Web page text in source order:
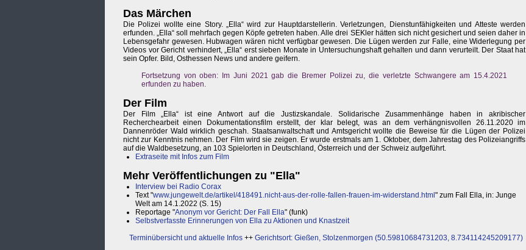
Das Märchen
Die Polizei wollte eine Story. „Ella“ wird zur Hauptdarstellerin. Verletzungen, Dienstunfähigkeiten und Atteste werden
erfunden. „Ella“ soll mehrfach gegen Köpfe getreten haben. Alle drei SEKler hätten sich nicht gesichert und seien daher in
Lebensgefahr gewesen. Hubwagen wären nicht verfügbar gewesen. Die Lügen werden zur Falle, eine Widerlegung per
Videos vor Gericht verhindert, „Ella“ erst sieben Monate in Untersuchungshaft gehalten und dann verurteilt. Der Staat hat
sein Opfer. Bild, Osthessen News und andere geifern.
Fortsetzung von oben: Im Juni 2021 gab die Bremer Polizei zu, die verletzte Schwangere am 15.4.2021
erfunden zu haben.
Der Film
Der Film „Ella“ ist eine Antwort auf die Justizskandale. Solidarische Zusammenhänge haben in akribischer
Recherchearbeit einen Dokumentationsfilm erstellt, der klar belegt, was an dem verhängnisvollen 26.11.2020 im
Dannenröder Wald wirklich geschah. Staatsanwaltschaft und Amtsgericht wollte die Beweise für die Lügen der Polizei
nicht zur Kenntnis nehmen. Der Film wird sie zeigen. Er wurde erstmals am 1. Oktober, dem Jahrestag des Polizeiangriffs
auf die Waldbesetzung, an 103 Spielorten in Deutschland, Österreich und der Schweiz aufgeführt.
Extraseite mit Infos zum Film
Mehr Veröffentlichungen zu "Ella"
Interview bei Radio Corax
Text "www.jungewelt.de/artikel/418491.nicht-aus-der-rolle-fallen-frauen-im-widerstand.html " zum Fall Ella, in: Junge
Welt am 14.1.2022 (S. 15)
Reportage "Anonym vor Gericht: Der Fall Ella" (funk)
Selbstverfasste Erinnerungen von Ella zu Aktionen und Knastzeit
Terminübersicht und aktuelle Infos ++ Gerichtsort: Gießen, Stolzenmorgen (50.59810684731203, 8.734114245209177)